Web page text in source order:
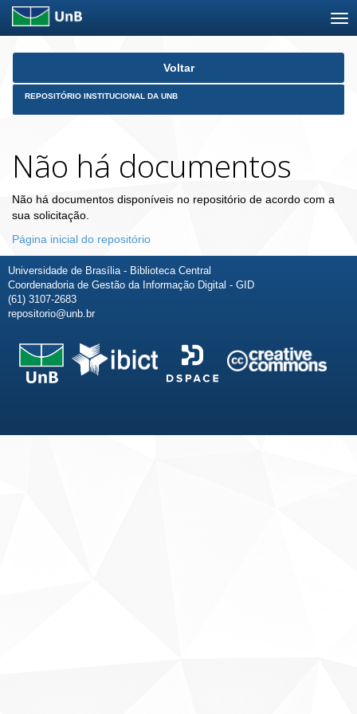
Skip
Voltar
REPOSITÓRIO INSTITUCIONAL DA UNB
Não há documentos
Não há documentos disponíveis no repositório de acordo com a
sua solicitação.
Página inicial do repositório
Universidade de Brasília - Biblioteca Central
Coordenadoria de Gestão da Informação Digital - GID
(61) 3107-2683
repositorio@unb.br